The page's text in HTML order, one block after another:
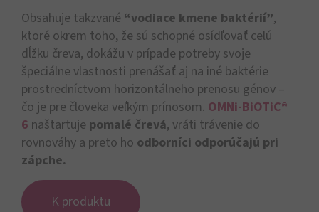
Obsahuje takzvané “vodiace kmene baktérií”,
ktoré okrem toho, že sú schopné osídľovať celú
dĺžku čreva, dokážu v prípade potreby svoje
špeciálne vlastnosti prenášať aj na iné baktérie
prostredníctvom horizontálneho prenosu génov –
čo je pre človeka veľkým prínosom. OMNi-BiOTiC®
6 naštartuje pomalé črevá, vráti trávenie do
rovnováhy a preto ho odborníci odporúčajú pri
zápche.
K produktu